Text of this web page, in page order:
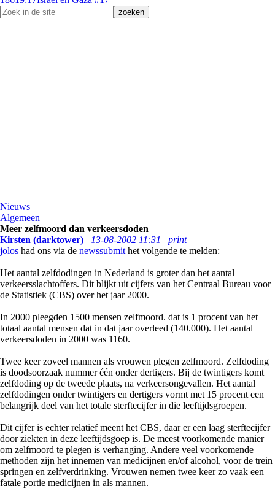
Nieuws
Algemeen
Meer zelfmoord dan verkeersdoden
Kirsten (darktower)
13-08-2002 11:31
print
jolos had ons via de newssubmit het volgende te melden:
Het aantal zelfdodingen in Nederland is groter dan het aantal
verkeersslachtoffers. Dit blijkt uit cijfers van het Centraal Bureau voor
de Statistiek (CBS) over het jaar 2000.
In 2000 pleegden 1500 mensen zelfmoord. dat is 1 procent van het
totaal aantal mensen dat in dat jaar overleed (140.000). Het aantal
verkeersdoden in 2000 was 1160.
Twee keer zoveel mannen als vrouwen plegen zelfmoord. Zelfdoding
is doodsoorzaak nummer één onder dertigers. Bij de twintigers komt
zelfdoding op de tweede plaats, na verkeersongevallen. Het aantal
zelfdodingen onder twintigers en dertigers vormt met 15 procent een
belangrijk deel van het totale sterftecijfer in die leeftijdsgroepen.
Dit cijfer is echter relatief meent het CBS, daar er een laag sterftecijfer
door ziekten in deze leeftijdsgoep is. De meest voorkomende manier
om zelfmoord te plegen is verhanging. Andere veel voorkomende
methoden zijn het innemen van medicijnen en/of alcohol, voor de trein
springen en zelfverdrinking. Vrouwen nemen twee keer zo vaak een
fatale portie medicijnen in als mannen.